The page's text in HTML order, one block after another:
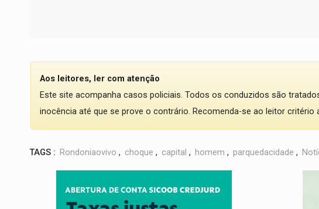
Aos leitores, ler com atenção
Este site acompanha casos policiais. Todos os conduzidos são
inocência até que se prove o contrário. Recomenda-se ao leitor critério
TAGS : Rondoniaovivo , choque , capital , homem , parquedacidade ,